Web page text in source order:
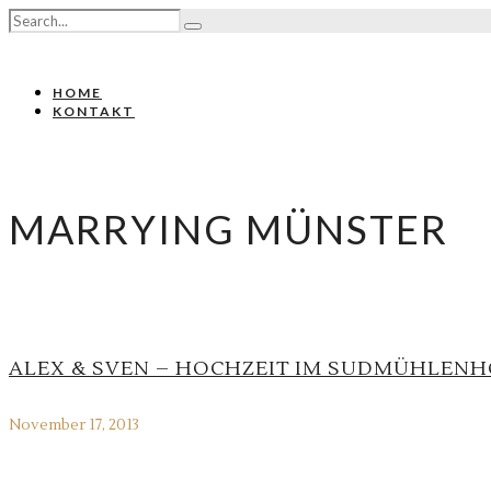
HOME
KONTAKT
MARRYING MÜNSTER
ALEX & SVEN – HOCHZEIT IM
November 17, 2013